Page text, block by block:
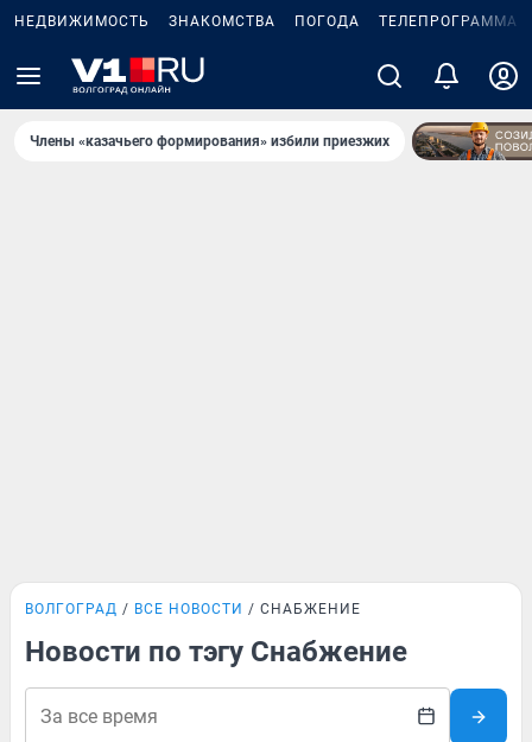
НЕДВИЖИМОСТЬ ЗНАКОМСТВА ПОГОДА ТЕЛЕПРОГРАММА
Члены «казачьего формирования» избили приезжих
ВОЛГОГРАД ВСЕ НОВОСТИ СНАБЖЕНИЕ
Новости по тэгу Снабжение